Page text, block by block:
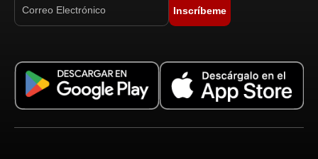
Inscríbeme